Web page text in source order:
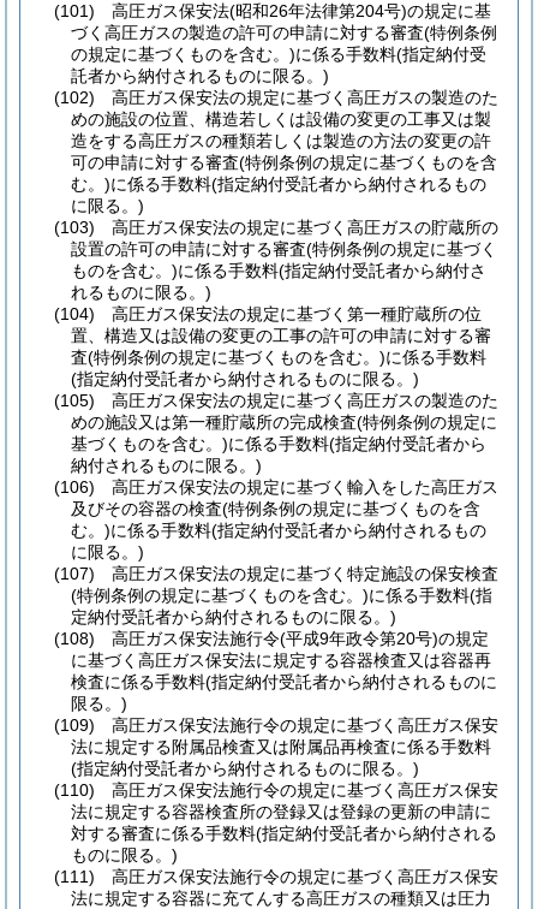
(101)
高圧ガス保安法(昭和26年法律第204号)の規定に基
づく高圧ガスの製造の許可の申請に対する審査(特例条例
の規定に基づくものを含む。)に係る手数料(指定納付受
託者から納付されるものに限る。)
(102)
高圧ガス保安法の規定に基づく高圧ガスの製造のた
めの施設の位置、構造若しくは設備の変更の工事又は製
造をする高圧ガスの種類若しくは製造の方法の変更の許
可の申請に対する審査(特例条例の規定に基づくものを含
む。)に係る手数料(指定納付受託者から納付されるもの
に限る。)
(103)
高圧ガス保安法の規定に基づく高圧ガスの貯蔵所の
設置の許可の申請に対する審査(特例条例の規定に基づく
ものを含む。)に係る手数料(指定納付受託者から納付さ
れるものに限る。)
(104)
高圧ガス保安法の規定に基づく第一種貯蔵所の位
置、構造又は設備の変更の工事の許可の申請に対する審
査(特例条例の規定に基づくものを含む。)に係る手数料
(指定納付受託者から納付されるものに限る。)
(105)
高圧ガス保安法の規定に基づく高圧ガスの製造のた
めの施設又は第一種貯蔵所の完成検査(特例条例の規定に
基づくものを含む。)に係る手数料(指定納付受託者から
納付されるものに限る。)
(106)
高圧ガス保安法の規定に基づく輸入をした高圧ガス
及びその容器の検査(特例条例の規定に基づくものを含
む。)に係る手数料(指定納付受託者から納付されるもの
に限る。)
(107)
高圧ガス保安法の規定に基づく特定施設の保安検査
(特例条例の規定に基づくものを含む。)に係る手数料(指
定納付受託者から納付されるものに限る。)
(108)
高圧ガス保安法施行令(平成9年政令第20号)の規定
に基づく高圧ガス保安法に規定する容器検査又は容器再
検査に係る手数料(指定納付受託者から納付されるものに
限る。)
(109)
高圧ガス保安法施行令の規定に基づく高圧ガス保安
法に規定する附属品検査又は附属品再検査に係る手数料
(指定納付受託者から納付されるものに限る。)
(110)
高圧ガス保安法施行令の規定に基づく高圧ガス保安
法に規定する容器検査所の登録又は登録の更新の申請に
対する審査に係る手数料(指定納付受託者から納付される
ものに限る。)
(111)
高圧ガス保安法施行令の規定に基づく高圧ガス保安
法に規定する容器に充てんする高圧ガスの種類又は圧力